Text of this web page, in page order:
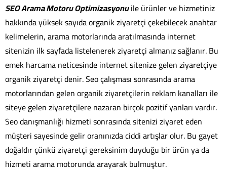
SEO Arama Motoru Optimizasyonuile ürünler ve hizmetiniz
hakkında yüksek sayıda organik ziyaretçi çekebilecek anahtar
kelimelerin, arama motorlarında aratılmasında internet
sitenizin ilk sayfada listelenerek ziyaretçi almanız sağlanır. Bu
emek harcama neticesinde internet sitenize gelen ziyaretçiye
organik ziyaretçi denir. Seo çalışması sonrasında arama
motorlarından gelen organik ziyaretçilerin reklam kanalları ile
siteye gelen ziyaretçilere nazaran birçok pozitif yanları vardır.
Seo danışmanlığı hizmeti sonrasında sitenizi ziyaret eden
müşteri sayesinde gelir oranınızda ciddi artışlar olur. Bu gayet
doğaldır çünkü ziyaretçi gereksinim duyduğu bir ürün ya da
hizmeti arama motorunda arayarak bulmuştur.